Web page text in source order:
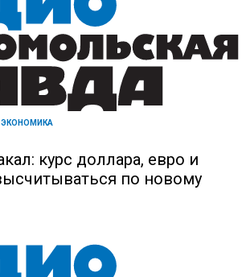
ЭКОНОМИКА
курс доллара, евро и
по новому